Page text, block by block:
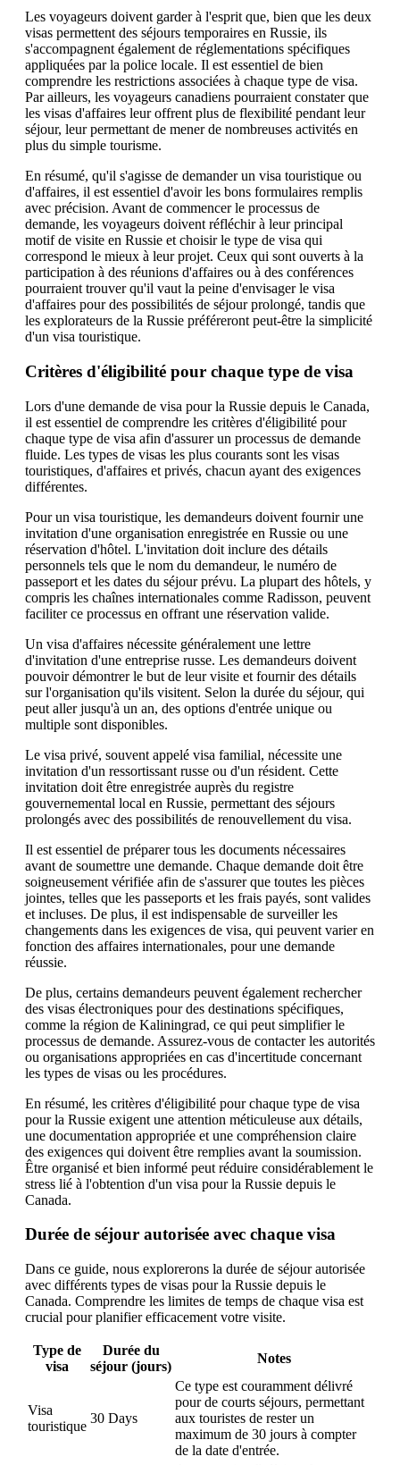
Les voyageurs doivent garder à l'esprit que, bien que les deux
visas permettent des séjours temporaires en Russie, ils
s'accompagnent également de réglementations spécifiques
appliquées par la police locale. Il est essentiel de bien
comprendre les restrictions associées à chaque type de visa.
Par ailleurs, les voyageurs canadiens pourraient constater que
les visas d'affaires leur offrent plus de flexibilité pendant leur
séjour, leur permettant de mener de nombreuses activités en
plus du simple tourisme.
En résumé, qu'il s'agisse de demander un visa touristique ou
d'affaires, il est essentiel d'avoir les bons formulaires remplis
avec précision. Avant de commencer le processus de
demande, les voyageurs doivent réfléchir à leur principal
motif de visite en Russie et choisir le type de visa qui
correspond le mieux à leur projet. Ceux qui sont ouverts à la
participation à des réunions d'affaires ou à des conférences
pourraient trouver qu'il vaut la peine d'envisager le visa
d'affaires pour des possibilités de séjour prolongé, tandis que
les explorateurs de la Russie préféreront peut-être la simplicité
d'un visa touristique.
Critères d'éligibilité pour chaque type de visa
Lors d'une demande de visa pour la Russie depuis le Canada,
il est essentiel de comprendre les critères d'éligibilité pour
chaque type de visa afin d'assurer un processus de demande
fluide. Les types de visas les plus courants sont les visas
touristiques, d'affaires et privés, chacun ayant des exigences
différentes.
Pour un visa touristique, les demandeurs doivent fournir une
invitation d'une organisation enregistrée en Russie ou une
réservation d'hôtel. L'invitation doit inclure des détails
personnels tels que le nom du demandeur, le numéro de
passeport et les dates du séjour prévu. La plupart des hôtels, y
compris les chaînes internationales comme Radisson, peuvent
faciliter ce processus en offrant une réservation valide.
Un visa d'affaires nécessite généralement une lettre
d'invitation d'une entreprise russe. Les demandeurs doivent
pouvoir démontrer le but de leur visite et fournir des détails
sur l'organisation qu'ils visitent. Selon la durée du séjour, qui
peut aller jusqu'à un an, des options d'entrée unique ou
multiple sont disponibles.
Le visa privé, souvent appelé visa familial, nécessite une
invitation d'un ressortissant russe ou d'un résident. Cette
invitation doit être enregistrée auprès du registre
gouvernemental local en Russie, permettant des séjours
prolongés avec des possibilités de renouvellement du visa.
Il est essentiel de préparer tous les documents nécessaires
avant de soumettre une demande. Chaque demande doit être
soigneusement vérifiée afin de s'assurer que toutes les pièces
jointes, telles que les passeports et les frais payés, sont valides
et incluses. De plus, il est indispensable de surveiller les
changements dans les exigences de visa, qui peuvent varier en
fonction des affaires internationales, pour une demande
réussie.
De plus, certains demandeurs peuvent également rechercher
des visas électroniques pour des destinations spécifiques,
comme la région de Kaliningrad, ce qui peut simplifier le
processus de demande. Assurez-vous de contacter les autorités
ou organisations appropriées en cas d'incertitude concernant
les types de visas ou les procédures.
En résumé, les critères d'éligibilité pour chaque type de visa
pour la Russie exigent une attention méticuleuse aux détails,
une documentation appropriée et une compréhension claire
des exigences qui doivent être remplies avant la soumission.
Être organisé et bien informé peut réduire considérablement le
stress lié à l'obtention d'un visa pour la Russie depuis le
Canada.
Durée de séjour autorisée avec chaque visa
Dans ce guide, nous explorerons la durée de séjour autorisée
avec différents types de visas pour la Russie depuis le
Canada. Comprendre les limites de temps de chaque visa est
crucial pour planifier efficacement votre visite.
Type de
visa
Durée du
séjour (jours)
Notes
Visa
touristique
30 Days
Ce type est couramment délivré
pour de courts séjours, permettant
aux touristes de rester un
maximum de 30 jours à compter
de la date d'entrée.